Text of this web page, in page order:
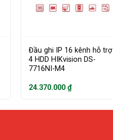
Đầu ghi IP 16 kênh hỗ trợ
4 HDD HIKvision DS-
7716NI-M4
24.370.000₫